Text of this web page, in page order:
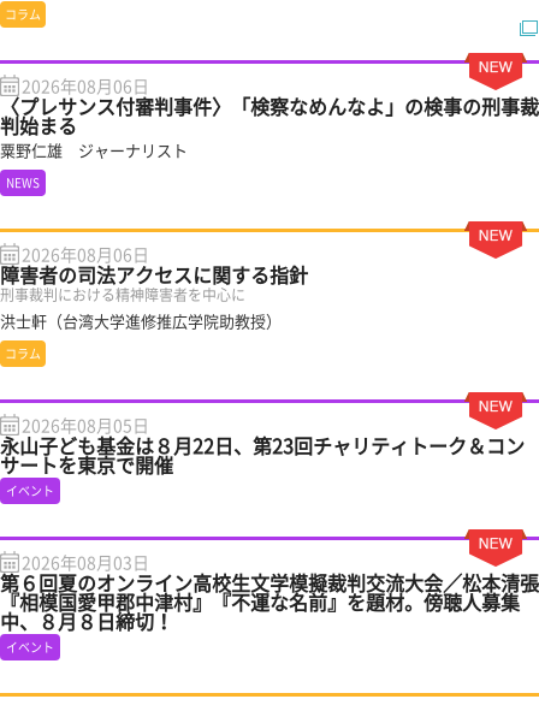
コラム
2026年08月06日
〈プレサンス付審判事件〉「検察なめんなよ」の検事の刑事裁
判始まる
粟野仁雄 ジャーナリスト
NEWS
2026年08月06日
障害者の司法アクセスに関する指針
刑事裁判における精神障害者を中心に
洪士軒（台湾大学進修推広学院助教授）
コラム
2026年08月05日
永山子ども基金は８月22日、第23回チャリティトーク＆コン
サートを東京で開催
イベント
2026年08月03日
第６回夏のオンライン高校生文学模擬裁判交流大会／松本清張
『相模国愛甲郡中津村』『不運な名前』を題材。傍聴人募集
中、８月８日締切！
イベント